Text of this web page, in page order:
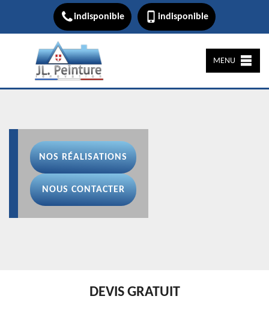
indisponible indisponible
MENU
NOS RÉALISATIONS
NOUS CONTACTER
DEVIS GRATUIT